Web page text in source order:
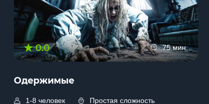
0.0 75 мин.
Одержимые
1-8 человек Простая сложность